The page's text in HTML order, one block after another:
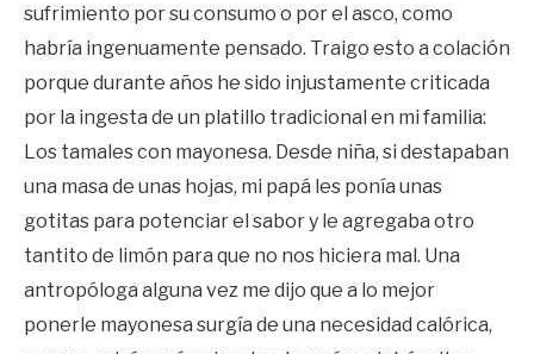
sufrimiento por su consumo o por el asco, como
habría ingenuamente pensado. Traigo esto a colación
porque durante años he sido injustamente criticada
por la ingesta de un platillo tradicional en mi familia:
Los tamales con mayonesa. Desde niña, si destapaban
una masa de unas hojas, mi papá les ponía unas
gotitas para potenciar el sabor y le agregaba otro
tantito de limón para que no nos hiciera mal. Una
antropóloga alguna vez me dijo que a lo mejor
ponerle mayonesa surgía de una necesidad calórica,